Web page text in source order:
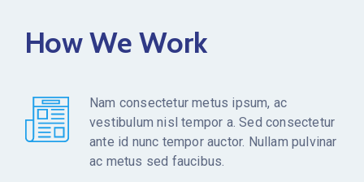
How We Work
Nam consectetur metus ipsum, ac
vestibulum nisl tempor a. Sed consectetur
ante id nunc tempor auctor. Nullam pulvinar
ac metus sed faucibus.